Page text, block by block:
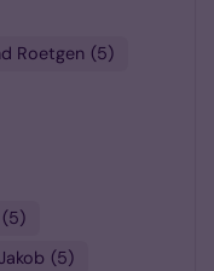
Roetgen
5
5
5